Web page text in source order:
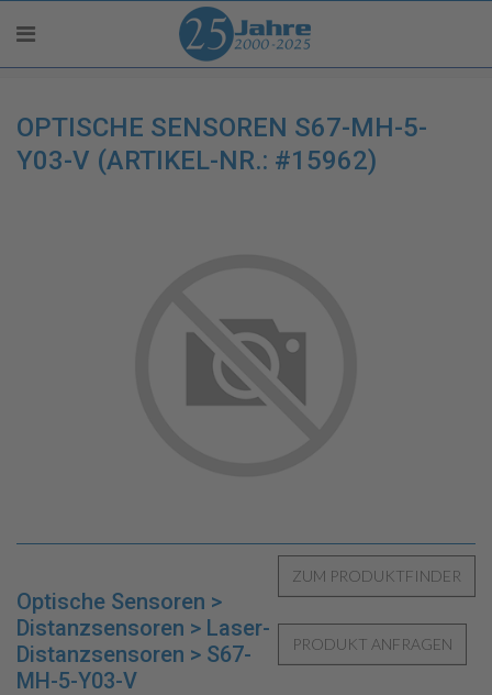
OPTISCHE SENSOREN S67-MH-5-
Y03-V (ARTIKEL-NR.: #15962)
Optische Sensoren >
Distanzsensoren > Laser-
Distanzsensoren > S67-
MH-5-Y03-V